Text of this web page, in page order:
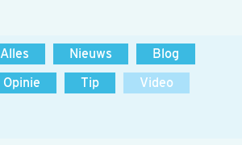
Alles Nieuws
Blog
Opinie Tip
Video